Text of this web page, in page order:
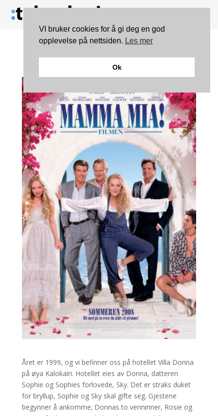
Året er 1999, og vi befinner oss på hotellet Villa Donna
på øya Kalokairi. Hotellet eies av Donna, datteren
Sophie og Sophies forlovede, Sky. Det er straks duket
for bryllup, Sophie og Sky skal gifte seg. Gjestene
begynner å ankomme; Donnas to venninner, Rosie og
VI bruker cookies for å gi deg en god
opplevelse på nettsiden. Les mer
Ok